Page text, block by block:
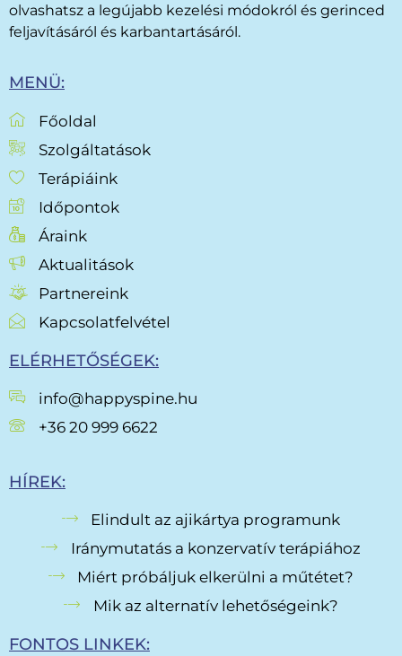
olvashatsz a legújabb kezelési módokról és gerinced
feljavításáról és karbantartásáról.
MENÜ:
Főoldal
Szolgáltatások
Terápiáink
Időpontok
Áraink
Aktualitások
Partnereink
Kapcsolatfelvétel
ELÉRHETŐSÉGEK:
info@happyspine.hu
+36 20 999 6622
HÍREK:
Elindult az ajikártya programunk
Iránymutatás a konzervatív terápiához
Miért próbáljuk elkerülni a műtétet?
Mik az alternatív lehetőségeink?
FONTOS LINKEK: